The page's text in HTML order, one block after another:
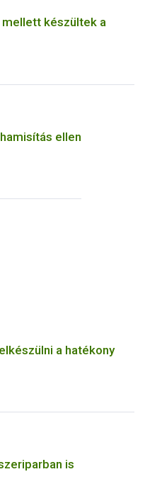
készültek a
ellen
a hatékony
is